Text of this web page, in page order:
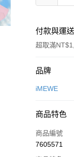
付款與運
超取滿
付款方式
信用卡一次
Apple Pay
品牌
iMEWE
商品特色
商品編號
7605571